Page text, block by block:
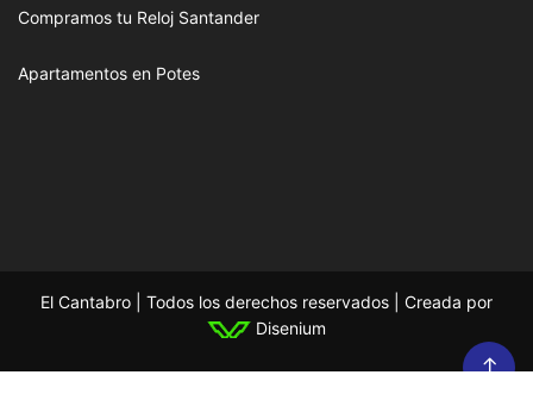
Compramos tu Reloj Santander
Apartamentos en Potes
El Cantabro | Todos los derechos reservados | Creada por
Disenium